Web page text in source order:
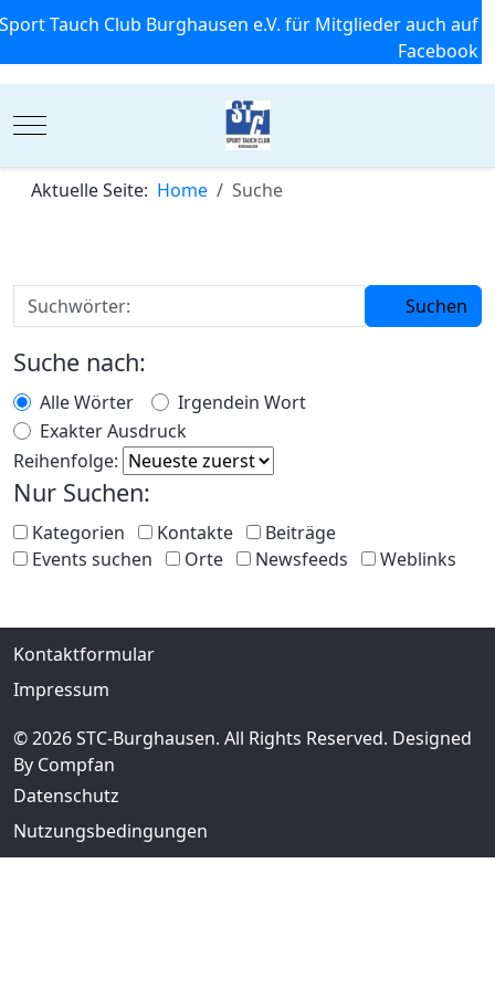
Sport Tauch Club Burghausen e.V. für Mitglieder auch auf
Facebook
Mobile Menu Toggle
Aktuelle Seite: Home Suche
Suchen
Suche nach:
Alle Wörter
Irgendein Wort
Exakter Ausdruck
Reihenfolge:
Nur Suchen:
Kategorien Kontakte
Beiträge
Events suchen
Orte Newsfeeds Weblinks
Kontaktformular
Impressum
© 2026 STC-Burghausen. All Rights Reserved. Designed
By Compfan
Datenschutz
Nutzungsbedingungen